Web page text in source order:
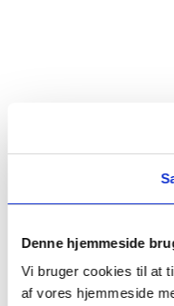
Denne hjemmeside
Vi bruger cookies til at
af vores hjemmeside